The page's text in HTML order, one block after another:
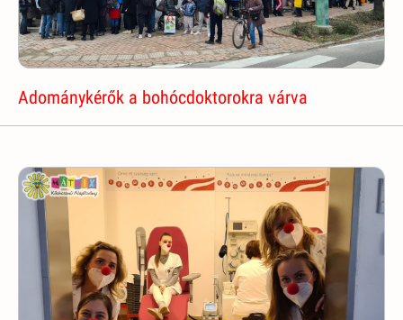
Adománykérők a bohócdoktorokra várva